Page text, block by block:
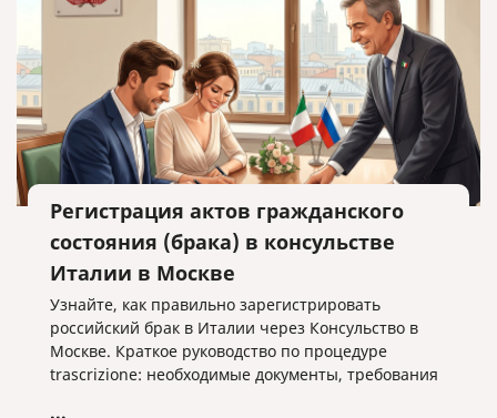
Регистрация актов гражданского
состояния (брака) в консульстве
Италии в Москве
Узнайте, как правильно зарегистрировать
российский брак в Италии через Консульство в
Москве. Краткое руководство по процедуре
trascrizione: необходимые документы, требования
...